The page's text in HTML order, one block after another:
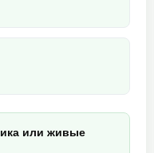
или живые